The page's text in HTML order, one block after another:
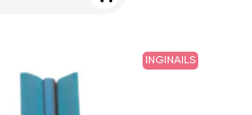
INGINAILS